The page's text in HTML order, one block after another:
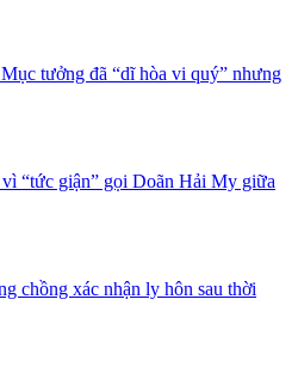
tưởng đã “dĩ hòa vi quý” nhưng
“tức giận” gọi Doãn Hải My giữa
chồng xác nhận ly hôn sau thời